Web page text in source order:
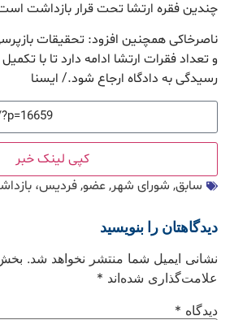
چندین فقره ارتشا تحت قرار بازداشت
ناصرخاکی همچنین افزود: تحقیقات
و تعداد فقرات ارتشا ادامه دارد تا با
رسیدگی به دادگاه ارجاع شود./ ایسنا
کپی لینک خبر
سابق, شورای شهر,عضو,فردیس،
دیدگاهتان را بنویسید
نشانی ایمیل شما منتشر نخواهد شد.
علامت‌گذاری شده‌اند *
دیدگاه *